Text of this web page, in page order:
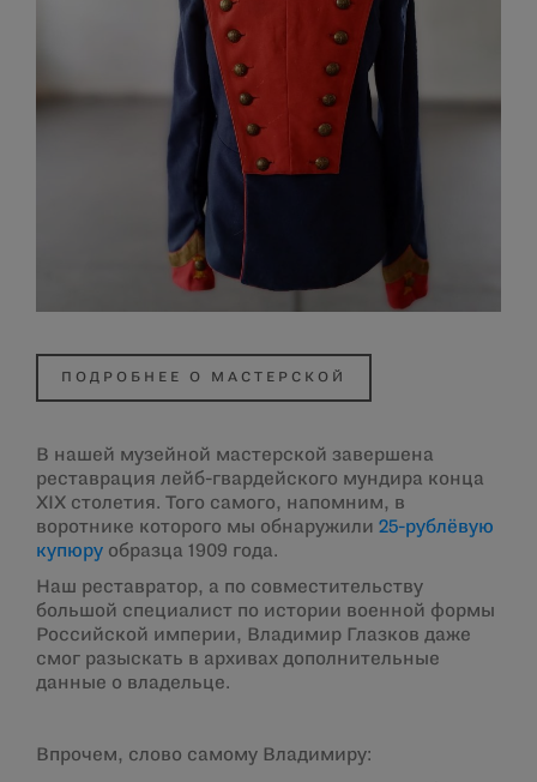
ПОДРОБНЕЕ О МАСТЕРСКОЙ
В нашей музейной мастерской завершена
реставрация лейб-гвардейского мундира конца
XIX столетия. Того самого, напомним, в
воротнике которого мы обнаружили 25-рублёвую
купюру образца 1909 года.
Наш реставратор, а по совместительству
большой специалист по истории военной формы
Российской империи, Владимир Глазков даже
смог разыскать в архивах дополнительные
данные о владельце.
Впрочем, слово самому Владимиру: